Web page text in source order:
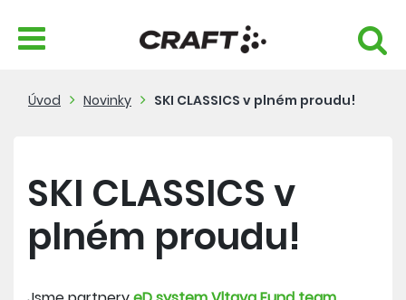
Úvod Novinky SKI CLASSICS v plném proudu!
SKI CLASSICS v
plném proudu!